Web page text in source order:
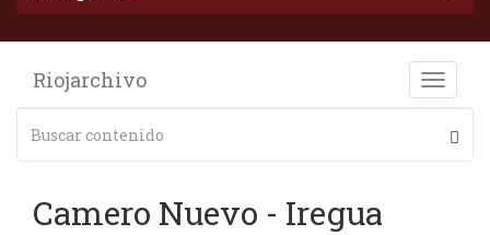
Toggle
Riojarchivo
Camero Nuevo - Iregua